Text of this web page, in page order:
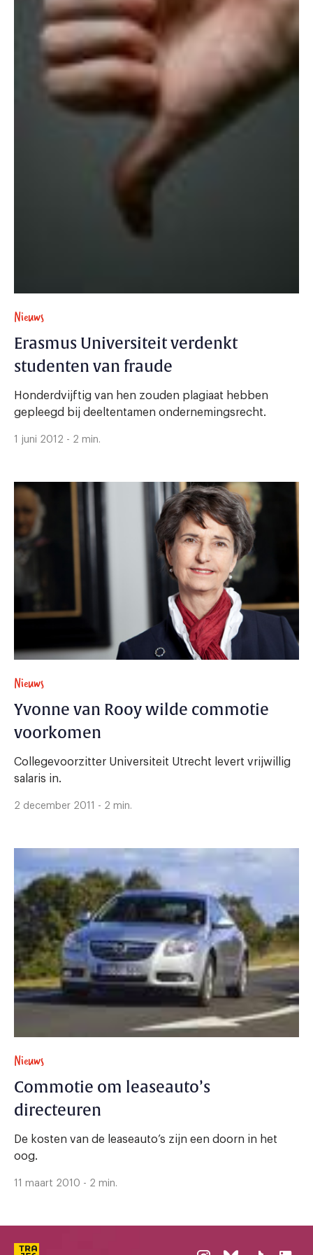
Nieuws
Erasmus Universiteit verdenkt
studenten van fraude
Honderdvijftig van hen zouden plagiaat hebben
gepleegd bij deeltentamen ondernemingsrecht.
1 juni 2012 - 2 min.
Nieuws
Yvonne van Rooy wilde commotie
voorkomen
Collegevoorzitter Universiteit Utrecht levert vrijwillig
salaris in.
2 december 2011 - 2 min.
Nieuws
Commotie om leaseauto’s
directeuren
De kosten van de leaseauto’s zijn een doorn in het
oog.
11 maart 2010 - 2 min.